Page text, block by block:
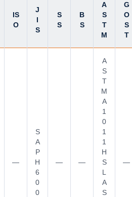
IS
O
J
I
S
S
S
B
S
A
S
T
M
G
O
S
T
—
S
A
P
H
6
0
0
— —
A
S
T
M
A
1
0
1
1
H
S
L
A
S
—